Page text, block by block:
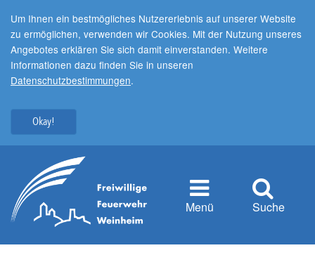
Um Ihnen ein bestmögliches Nutzererlebnis auf unserer Website
zu ermöglichen, verwenden wir Cookies. Mit der Nutzung unseres
Angebotes erklären Sie sich damit einverstanden. Weitere
Informationen dazu finden Sie in unseren
Datenschutzbestimmungen.
Okay!
Menü Suche